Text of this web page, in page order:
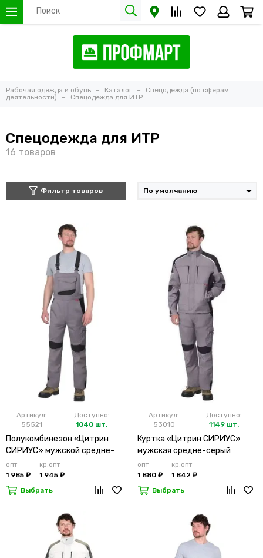
Рабочая одежда и обувь Каталог
Спецодежда (по сферам
деятельности)
Спецодежда для ИТР
Спецодежда для ИТР
Фильтр товаров
Артикул:
55521
Доступно:
1040 шт.
Полукомбинезон «Цитрин
СИРИУС» мужской средне-
серый черный
опт
1 985 ₽
кр.опт
1 945 ₽
Выбрать
Артикул:
53010
Доступно:
1149 шт.
Куртка «Цитрин СИРИУС»
мужская средне-серый
опт
1 880 ₽
кр.опт
1 842 ₽
Выбрать